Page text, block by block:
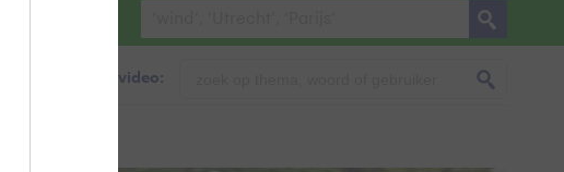
Zoeken in foto & video: